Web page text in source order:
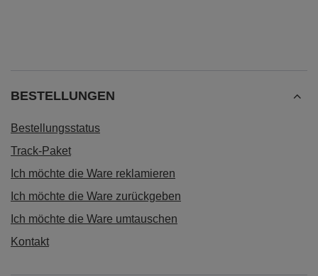
BESTELLUNGEN
Bestellungsstatus
Track-Paket
Ich möchte die Ware reklamieren
Ich möchte die Ware zurückgeben
Ich möchte die Ware umtauschen
Kontakt